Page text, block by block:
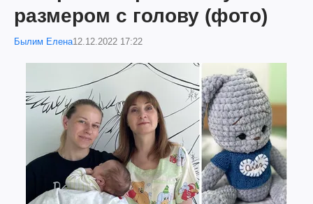
размером с голову (фото)
Былим Елена12.12.2022 17:22